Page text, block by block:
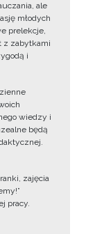
ale
młodych
prelekcje,
z zabytkami
i
wiedzy i
będą
zajęcia
pracy.